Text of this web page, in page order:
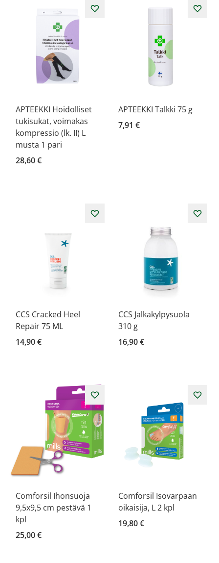
APTEEKKI Hoidolliset
tukisukat, voimakas
kompressio (lk. II) L
musta 1 pari
28,60 €
APTEEKKI Talkki 75 g
7,91 €
CCS Cracked Heel
Repair 75 ML
14,90 €
CCS Jalkakylpysuola
310 g
16,90 €
Comforsil Ihonsuoja
9,5x9,5 cm pestävä 1
kpl
25,00 €
Comforsil Isovarpaan
oikaisija, L 2 kpl
19,80 €